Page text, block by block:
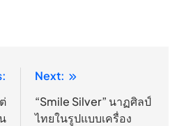
Next:
“Smile Silver” นาฏศิลป์
ไทยในรูปแบบเครื่อง